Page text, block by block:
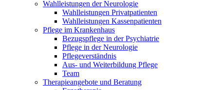
Wahlleistungen der Neurologie
Wahlleistungen Privatpatienten
Wahlleistungen Kassenpatienten
Pflege im Krankenhaus
Bezugspflege in der Psychiatrie
Pflege in der Neurologie
Pflegeverständnis
Aus- und Weiterbildung Pflege
Team
Therapieangebote und Beratung